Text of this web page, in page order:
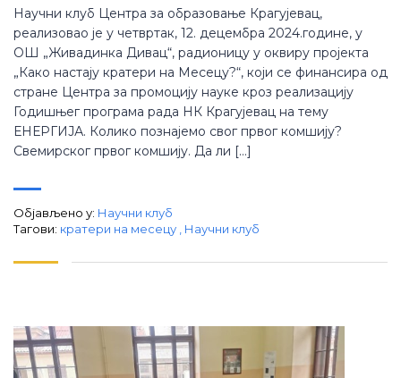
Научни клуб Центра за образовање Крагујевац,
реализовао је у четвртак, 12. децембра 2024.године, у
ОШ „Живадинка Дивац“, радионицу у оквиру пројекта
„Како настају кратери на Месецу?“, који се финансира од
стране Центра за промоцију науке кроз реализацију
Годишњег програма рада НК Крагујевац на тему
ЕНЕРГИЈА. Колико познајемо свог првог комшију?
Свемирског првог комшију. Да ли […]
Објављено у: Научни клуб
Тагови: кратери на месецу Научни клуб